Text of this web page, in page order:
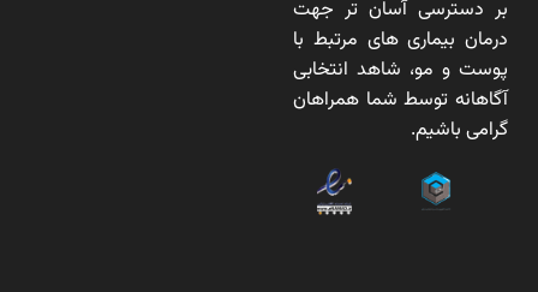
بر دسترسی آسان تر جهت
درمان بیماری های مرتبط با
پوست و مو، شاهد انتخابی
آگاهانه توسط شما همراهان
گرامی باشیم.